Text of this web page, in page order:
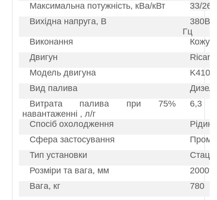
Максимальна потужність, кВа/кВт
33/
Вихідна напруга, В
Гц
Виконання
Кожух
Двигун
Модель двигуна
Вид палива
Витрата палива при 75%
навантаженні , л/г
6,3
Спосіб охолодження
Сфера застосування
Тип установки
Розміри та вага, мм
Вага, кг
780